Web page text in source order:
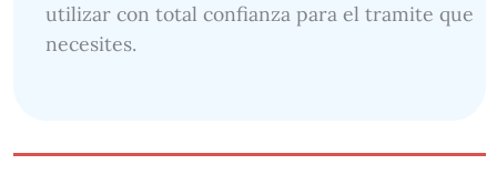
utilizar con total confianza para el tramite que
necesites.